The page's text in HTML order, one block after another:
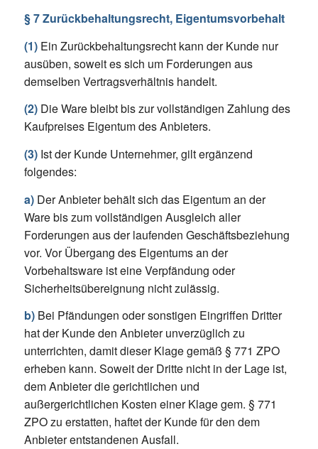
§ 7 Zurückbehaltungsrecht, Eigentumsvorbehalt
(1)Ein Zurückbehaltungsrecht kann der Kunde nur
ausüben, soweit es sich um Forderungen aus
demselben Vertragsverhältnis handelt.
(2)Die Ware bleibt bis zur vollständigen Zahlung des
Kaufpreises Eigentum des Anbieters.
(3)Ist der Kunde Unternehmer, gilt ergänzend
folgendes:
a)Der Anbieter behält sich das Eigentum an der
Ware bis zum vollständigen Ausgleich aller
Forderungen aus der laufenden Geschäftsbeziehung
vor. Vor Übergang des Eigentums an der
Vorbehaltsware ist eine Verpfändung oder
Sicherheitsübereignung nicht zulässig.
b)Bei Pfändungen oder sonstigen Eingriffen Dritter
hat der Kunde den Anbieter unverzüglich zu
unterrichten, damit dieser Klage gemäß § 771 ZPO
erheben kann. Soweit der Dritte nicht in der Lage ist,
dem Anbieter die gerichtlichen und
außergerichtlichen Kosten einer Klage gem. § 771
ZPO zu erstatten, haftet der Kunde für den dem
Anbieter entstandenen Ausfall.